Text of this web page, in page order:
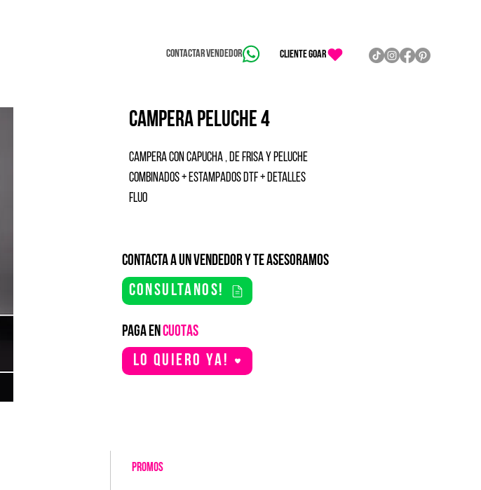
Contactar vendedor CLIENTE GOAR
campera peluche 4
campera con capucha , de frisa y peluche
combinados + estampados dtf + detalles
fluo
PROMOS
consultanos!
contacta a un vendedor y te asesoramos
PAGA ENCUOTAS
Lo quiero YA!